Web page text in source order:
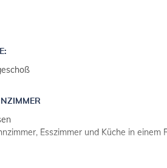
Esszimmer und Küche in einem